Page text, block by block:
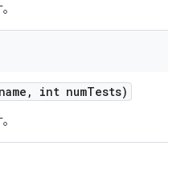
, int numTests)